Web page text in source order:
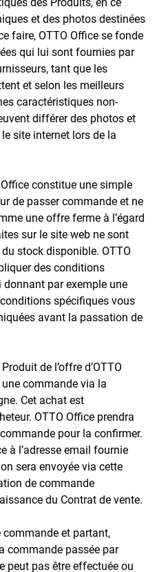
et des photos destinées
faire, OTTO Office se fonde
qui lui sont fournies par
tant que les
et selon les meilleurs
caractéristiques non-
différer des photos et
site internet lors de la
constitue une simple
de passer commande et ne
une offre ferme à l’égard
sur le site web ne sont
stock disponible. OTTO
des conditions
par exemple une
spécifiques vous
avant la passation de
de l’offre d’OTTO
commande via la
Cet achat est
OTTO Office prendra
pour la confirmer.
à l’adresse email fournie
sera envoyée via cette
de commande
du Contrat de vente.
commande et partant,
commande passée par
peut pas être effectuée ou